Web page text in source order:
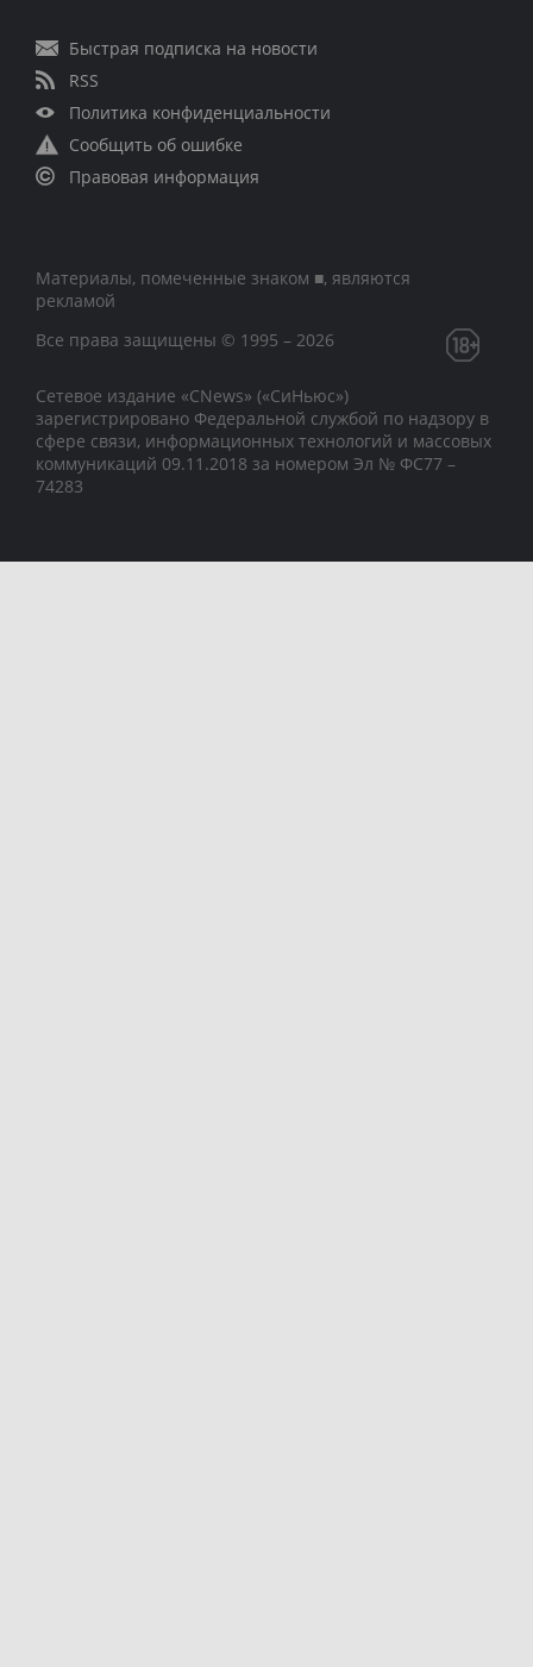
Быстрая подписка на новости
RSS
Политика конфиденциальности
Сообщить об ошибке
Правовая информация
Материалы, помеченные знаком ■, являются
рекламой
Все права защищены © 1995 – 2026
Сетевое издание «CNews» («СиНьюс»)
зарегистрировано Федеральной службой по надзору в
сфере связи, информационных технологий и массовых
коммуникаций 09.11.2018 за номером Эл № ФС77 –
74283